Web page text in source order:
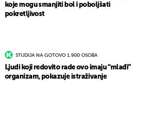
koje mogu smanjiti bol i poboljšati
pokretljivost
STUDIJA NA GOTOVO 1.900 OSOBA
Ljudi koji redovito rade ovo imaju “mlađi”
organizam, pokazuje istraživanje